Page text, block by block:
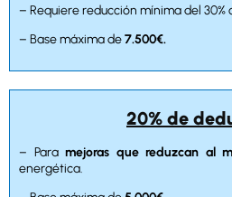
– Requiere reducción mínima del 30%
– Base máxima de7.500€.
20% de
– Paramejoras que reduzcan al
energética.